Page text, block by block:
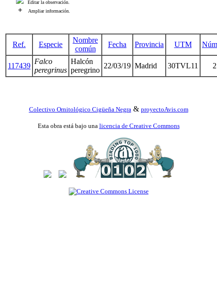
Editar la observación.
+ Ampliar información.
Ref. Especie
Nombre
común
Fecha Provincia UTM
117439
Falco
peregrinus
Halcón
peregrino
22/03/19 Madrid 30TVL11 2
Colectivo Ornitológico Cigüeña Negra & proyectoAvis.com
Esta obra está bajo una licencia de Creative Commons